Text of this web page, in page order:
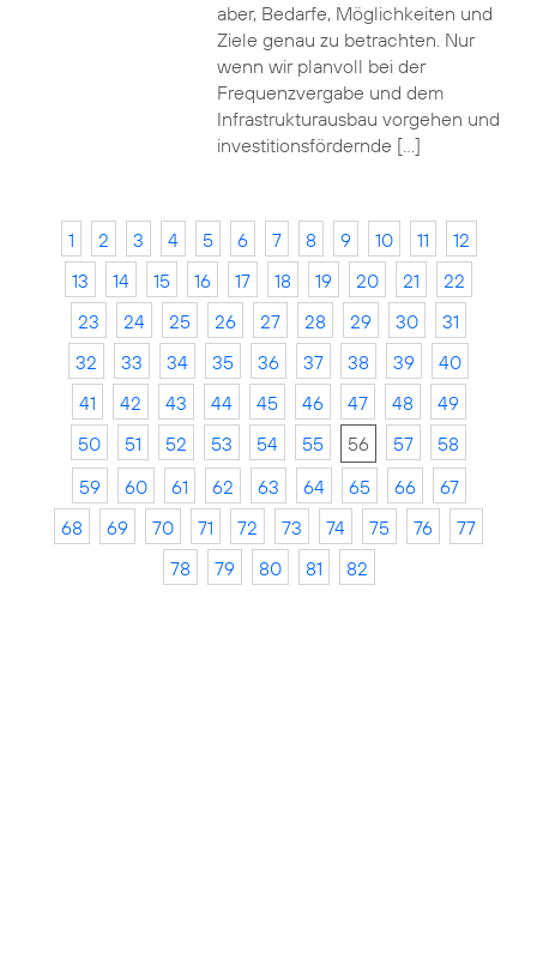
aber, Bedarfe, Möglichkeiten und
Ziele genau zu betrachten. Nur
wenn wir planvoll bei der
Frequenzvergabe und dem
Infrastrukturausbau vorgehen und
investitionsfördernde […]
1 2 3 4 5 6 7 8 9 10 11
12
13
14 15 16 17 18 19 20 21
22
23
24 25 26 27 28 29 30
31
32
33 34 35 36 37 38 39
40
41
42 43 44 45 46 47 48
49
50
51 52 53 54 55 56 57
58
59
60 61 62 63 64 65 66
67
68
69 70 71 72 73 74 75 76
77
78
79 80 81 82